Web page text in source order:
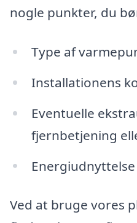
nogle punkter, du
Type af
Installationens
Eventuelle
fjernbetjening
Ved at bruge vores